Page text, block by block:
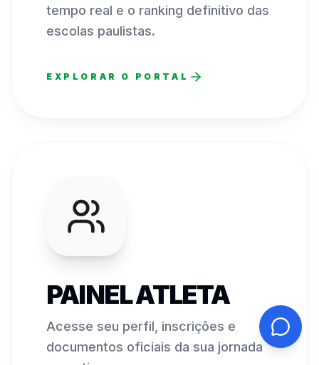
tempo real e o ranking definitivo das
escolas paulistas.
EXPLORAR O PORTAL
PAINEL ATLETA
Acesse seu perfil, inscrições e
documentos oficiais da sua jornada